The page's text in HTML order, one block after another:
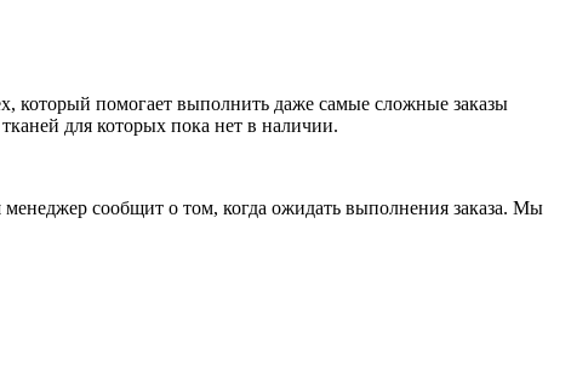
который помогает выполнить даже самые сложные заказы
для которых пока нет в наличии.
сообщит о том, когда ожидать выполнения заказа. Мы